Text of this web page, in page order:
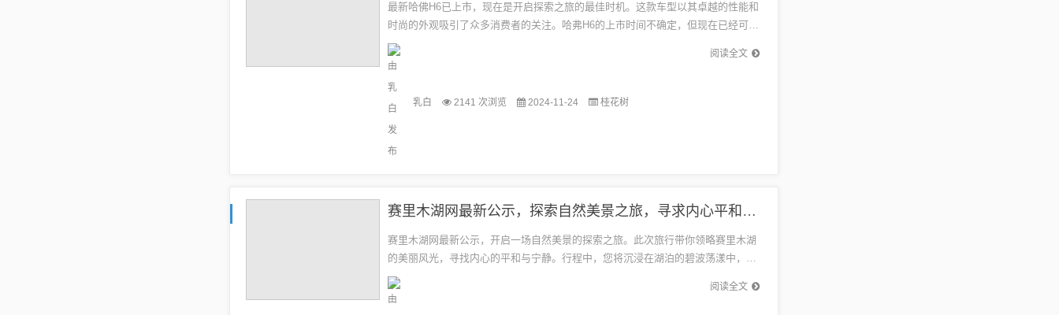
最新哈佛H6已上市，现在是开启探索之旅的最佳时机。这款车型以其卓越的性能和
时尚的外观吸引了众多消费者的关注。哈弗H6的上市时间不确定，但现在已经可以
体验这款车的卓越性能，开启一段自然美景的探索之旅。本文目录导读：最新...
阅读全文
乳白 2141 次浏览 2024-11-24 桂花树
赛里木湖网最新公示，探索自然美景之旅，寻求内心平和宁静的旅程
赛里木湖网最新公示，开启一场自然美景的探索之旅。此次旅行带你领略赛里木湖
的美丽风光，寻找内心的平和与宁静。行程中，您将沉浸在湖泊的碧波荡漾中，感
受大自然的魅力，体验宁静与和谐的氛围。这是一次难忘的旅程，让您在旅途中
放...
阅读全文